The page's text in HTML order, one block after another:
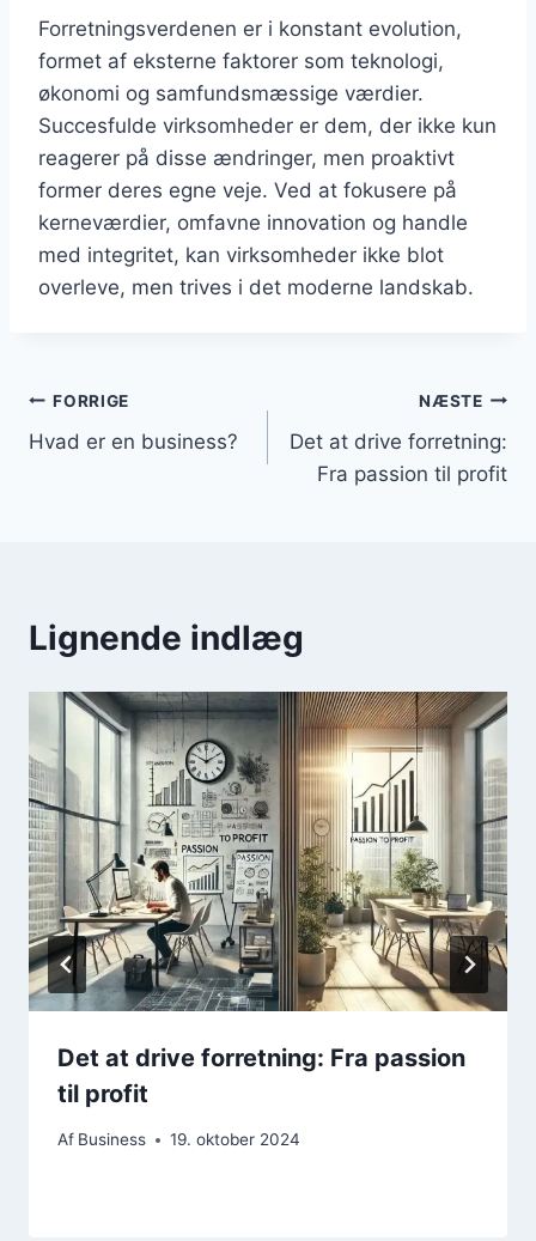
Forretningsverdenen er i konstant evolution,
formet af eksterne faktorer som teknologi,
økonomi og samfundsmæssige værdier.
Succesfulde virksomheder er dem, der ikke kun
reagerer på disse ændringer, men proaktivt
former deres egne veje. Ved at fokusere på
kerneværdier, omfavne innovation og handle
med integritet, kan virksomheder ikke blot
overleve, men trives i det moderne landskab.
Indlægsnavigation
FORRIGE
Hvad er en business?
NÆSTE
Det at drive forretning:
Fra passion til profit
Lignende indlæg
Det at drive forretning: Fra passion
til profit
Af Business 19. oktober 2024